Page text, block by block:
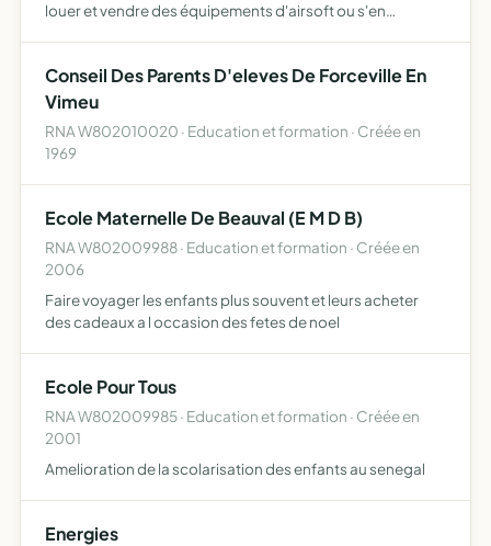
louer et vendre des équipements d'airsoft ou s'en
Conseil Des Parents D'eleves De Forceville En
Vimeu
RNA W802010020 · Education et formation · Créée en
1969
Ecole Maternelle De Beauval (E M D B)
RNA W802009988 · Education et formation · Créée en
2006
Faire voyager les enfants plus souvent et leurs acheter
des cadeaux a l occasion des fetes de noel
Ecole Pour Tous
RNA W802009985 · Education et formation · Créée en
2001
Amelioration de la scolarisation des enfants au senegal
Energies